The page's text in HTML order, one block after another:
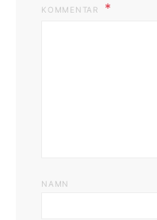
KOMMENTAR
NAMN